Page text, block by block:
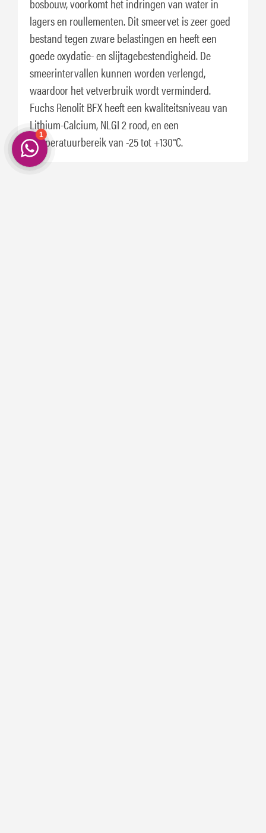
lagers en roullementen. Dit smeervet is zeer goed
bestand tegen zware belastingen en heeft een
goede oxydatie- en slijtagebestendigheid. De
smeerintervallen kunnen worden verlengd,
waardoor het vetverbruik wordt verminderd.
Fuchs Renolit BFX heeft een kwaliteitsniveau van
Lithium-Calcium, NLGI 2 rood, en een
temperatuurbereik van -25 tot +130°C.